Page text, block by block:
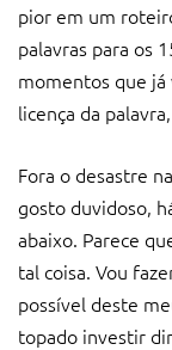
pior em um
palavras para os
momentos que já
licença da
Fora o desastre
gosto duvidoso,
abaixo. Parece
tal coisa. Vou
possível deste
topado investir